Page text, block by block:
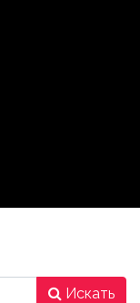
Искать